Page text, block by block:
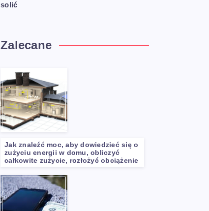
solić
Zalecane
Jak znaleźć moc, aby dowiedzieć się o
zużyciu energii w domu, obliczyć
całkowite zużycie, rozłożyć obciążenie